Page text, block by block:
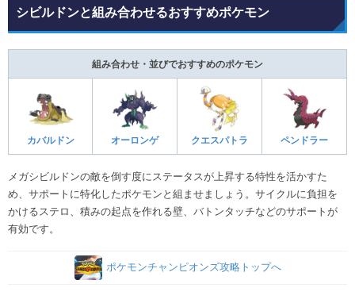
シビルドンと組み合わせるおすすめポケモン
組み合わせ・並びでおすすめのポケモン
カバルドン オーロンゲ クエスパトラ ペンドラー
メガシビルドンの敵を倒す度にステータスが上昇する特性を活かすた
め、サポートに特化したポケモンと組ませましょう。サイクルに負担を
かけるステロ、積みの起点を作れる壁、バトンタッチなどのサポートが
有効です。
ポケモンチャンピオンズ攻略トップへ